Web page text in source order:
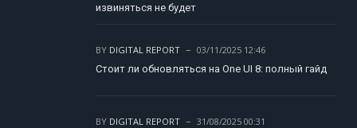
извиняться не будет
BY DIGITAL REPORT
03/11/2025 12:46
Стоит ли обновляться на One UI 8: полный гайд
BY DIGITAL REPORT
31/08/2025 00:31